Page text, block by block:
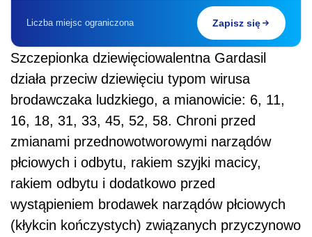
Liczba miejsc ograniczona Zapisz się
Szczepionka dziewięciowalentna Gardasil
działa przeciw dziewięciu typom wirusa
brodawczaka ludzkiego, a mianowicie: 6, 11,
16, 18, 31, 33, 45, 52, 58. Chroni przed
zmianami przednowotworowymi narządów
płciowych i odbytu, rakiem szyjki macicy,
rakiem odbytu i dodatkowo przed
wystąpieniem brodawek narządów płciowych
(kłykcin kończystych) związanych przyczynowo